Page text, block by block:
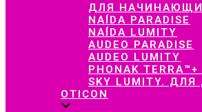
ДЛЯ
NAÍDA PARADISE
NAÍDA LUMITY
AUDEO PARADISE
AUDEO LUMITY
PHONAK
SKY LUMITY. ДЛЯ
OTICON